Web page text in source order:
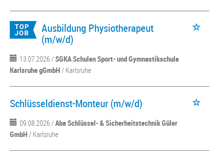
Ausbildung Physiotherapeut
(m/w/d)
13.07.2026 /SGKA Schulen Sport- und Gymnastikschule
Karlsruhe gGmbH/ Karlsruhe
Schlüsseldienst-Monteur (m/w/d)
09.08.2026 /Aba Schlüssel- & Sicherheitstechnik Güler
GmbH/ Karlsruhe